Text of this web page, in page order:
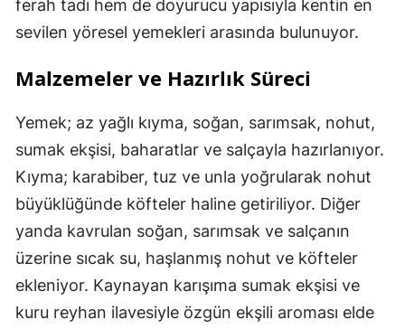
ferah tadı hem de doyurucu yapısıyla kentin en
sevilen yöresel yemekleri arasında bulunuyor.
Malzemeler ve Hazırlık Süreci
Yemek; az yağlı kıyma, soğan, sarımsak, nohut,
sumak ekşisi, baharatlar ve salçayla hazırlanıyor.
Kıyma; karabiber, tuz ve unla yoğrularak nohut
büyüklüğünde köfteler haline getiriliyor. Diğer
yanda kavrulan soğan, sarımsak ve salçanın
üzerine sıcak su, haşlanmış nohut ve köfteler
ekleniyor. Kaynayan karışıma sumak ekşisi ve
kuru reyhan ilavesiyle özgün ekşili aroması elde